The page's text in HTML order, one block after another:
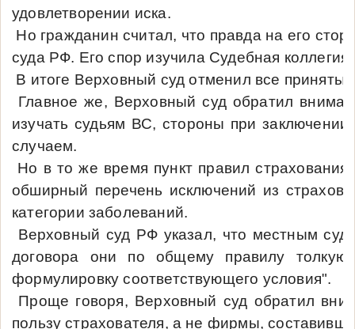
удовлетворении иска.
Но гражданин считал, что правда на его
суда РФ. Его спор изучила Судебная
В итоге Верховный суд отменил все
Главное же, Верховный суд обратил
изучать судьям ВС, стороны при
случаем.
Но в то же время пункт правил
обширный перечень исключений из
категории заболеваний.
Верховный суд РФ указал, что местным
договора они по общему правилу
формулировку соответствующего условия".
Проще говоря, Верховный суд обратил
пользу страхователя, а не фирмы,